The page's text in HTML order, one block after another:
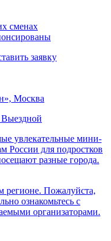
сменах
заявку
Москва
Выездной
увлекательные мини-
России для подростков
разные города.
регионе. Пожалуйста,
ознакомьтесь с
организаторами.